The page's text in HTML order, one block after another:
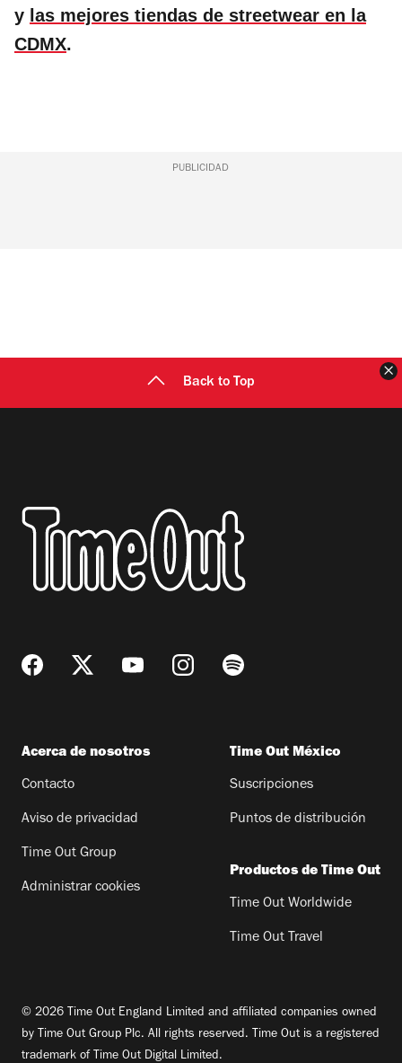
y las mejores tiendas de streetwear en la
CDMX.
PUBLICIDAD
Back to Top
Acerca de nosotros
Contacto
Aviso de privacidad
Time Out Group
Administrar cookies
Time Out México
Suscripciones
Puntos de distribución
Productos de Time Out
Time Out Worldwide
Time Out Travel
© 2026 Time Out England Limited and affiliated companies owned
by Time Out Group Plc. All rights reserved. Time Out is a registered
trademark of Time Out Digital Limited.